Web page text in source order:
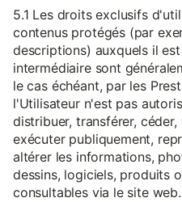
5.1 Les droits exclusifs
contenus protégés (par
descriptions) auxquels il
intermédiaire sont
le cas échéant, par les
l'Utilisateur n'est pas
distribuer, transférer,
exécuter publiquement,
altérer les informations,
dessins, logiciels, produits
consultables via le site web.